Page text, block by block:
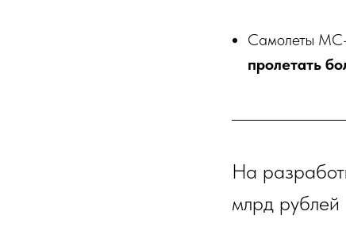
Самолеты
пролетать
На
млрд рублей